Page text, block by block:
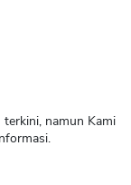
namun Kami